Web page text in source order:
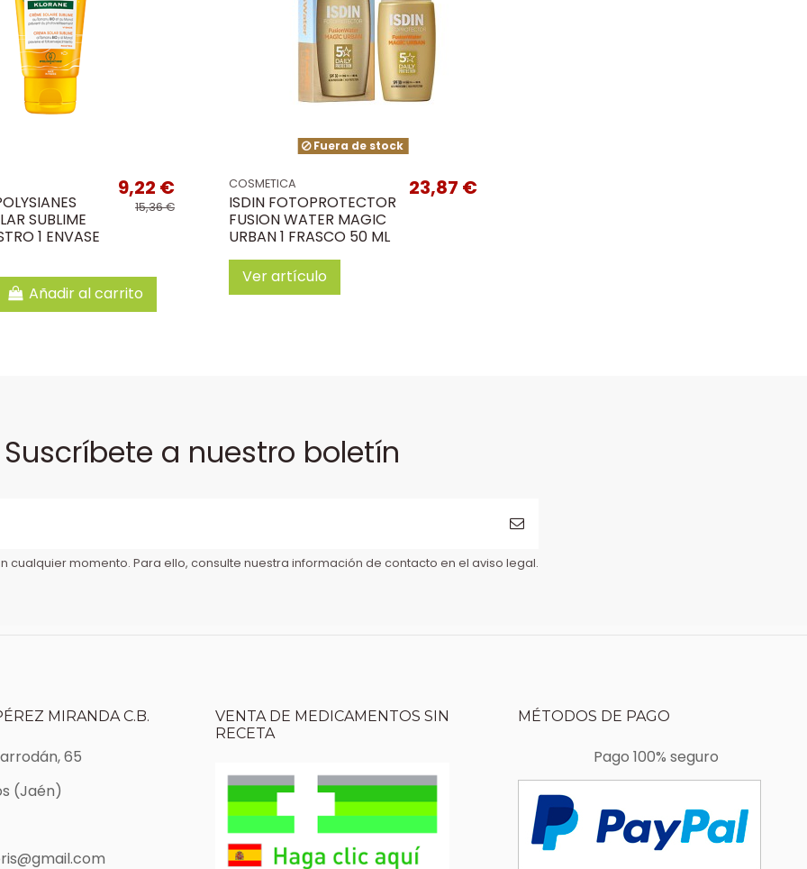
SUBLIME
1 ENVASE
9,22 €
15,36 €
Añadir al carrito
Fuera de stock
COSMETICA
ISDIN FOTOPROTECTOR
FUSION WATER MAGIC
URBAN 1 FRASCO 50 ML
23,87 €
Ver artículo
Suscríbete a nuestro boletín
cualquier momento. Para ello, consulte nuestra información de contacto en el aviso legal.
MIRANDA C.B.
65
(Jaén)
VENTA DE MEDICAMENTOS SIN
RECETA
MÉTODOS DE PAGO
Pago 100% seguro